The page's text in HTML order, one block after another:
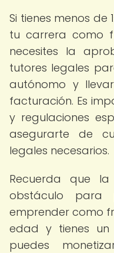
Si tienes menos de
tu carrera como
necesites la
tutores legales
autónomo y
facturación. Es
y regulaciones
asegurarte de
legales necesarios.
Recuerda que
obstáculo para
emprender como
edad y tienes
puedes